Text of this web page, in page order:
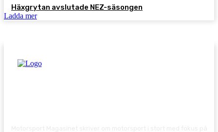
Häxgrytan avslutade NEZ-säsongen
Ladda mer